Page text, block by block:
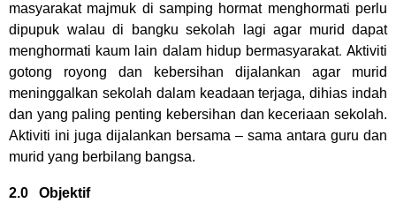
masyarakat majmuk di samping hormat menghormati perlu
dipupuk walau di bangku sekolah lagi agar murid dapat
menghormati kaum lain dalam hidup bermasyarakat. Aktiviti
gotong royong dan kebersihan dijalankan agar murid
meninggalkan sekolah dalam keadaan terjaga, dihias indah
dan yang paling penting kebersihan dan keceriaan sekolah.
Aktiviti ini juga dijalankan bersama – sama antara guru dan
murid yang berbilang bangsa.
2.0 Objektif